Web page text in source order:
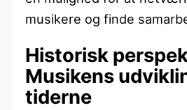
musikere og finde
Historisk
Musikens
tiderne